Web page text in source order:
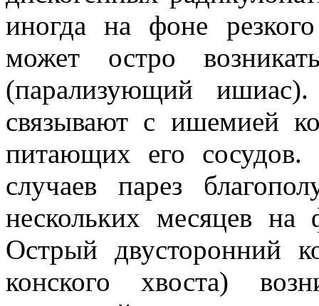
иногда на фоне
может остро
(парализующий
связывают с ишемией
питающих его
случаев парез
нескольких месяцев на
Острый двусторонний
конского хвоста)